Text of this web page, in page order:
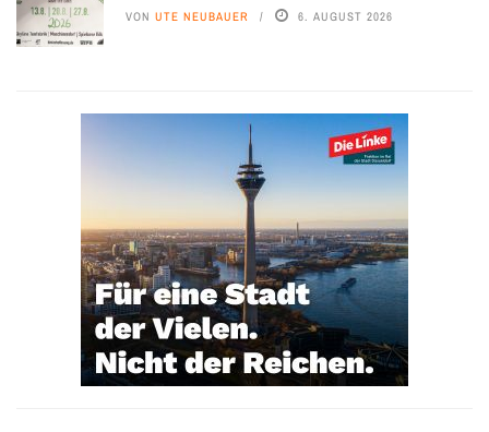
VON UTE NEUBAUER 6. AUGUST 2026